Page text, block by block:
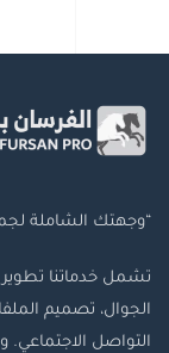
“وجهتك الشاملة
تشمل خدماتنا تطوير
الجوال، تصميم
التواصل الاجتماعي.